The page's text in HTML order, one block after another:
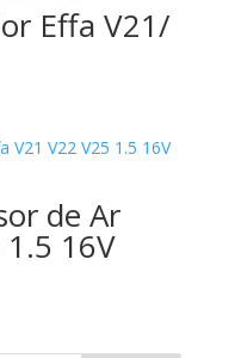
Effa V21/
de Ar
16V